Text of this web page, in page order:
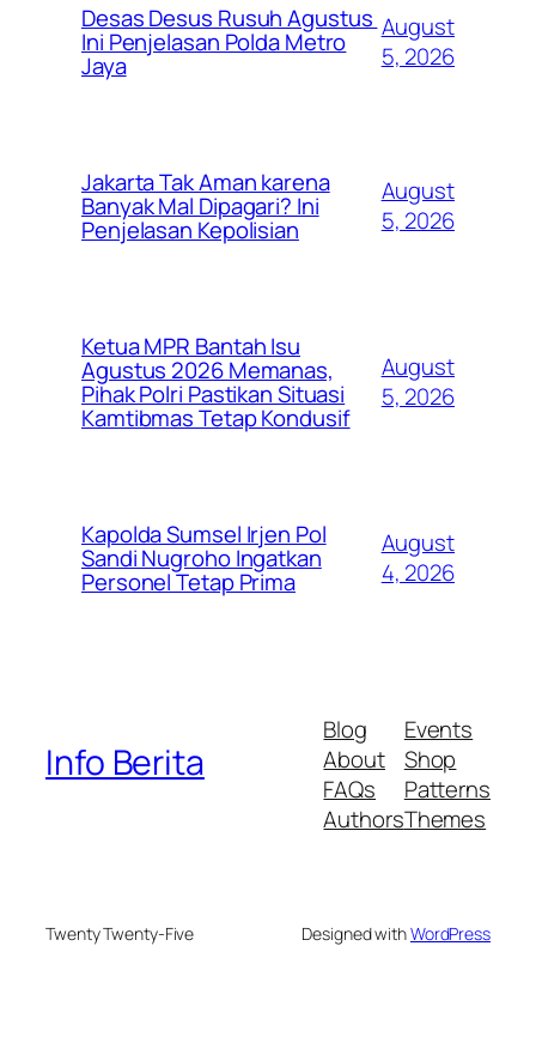
Desas Desus Rusuh Agustus
Ini Penjelasan Polda Metro
Jaya
August
5, 2026
Jakarta Tak Aman karena
Banyak Mal Dipagari? Ini
Penjelasan Kepolisian
August
5, 2026
Ketua MPR Bantah Isu
Agustus 2026 Memanas,
Pihak Polri Pastikan Situasi
Kamtibmas Tetap Kondusif
August
5, 2026
Kapolda Sumsel Irjen Pol
Sandi Nugroho Ingatkan
Personel Tetap Prima
August
4, 2026
Info Berita
Blog
About
FAQs
Authors
Events
Shop
Patterns
Themes
Twenty Twenty-Five Designed withWordPress